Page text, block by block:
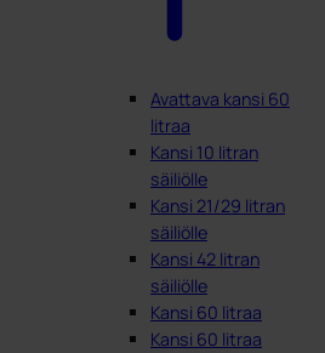
Avattava kansi 60
litraa
Kansi 10 litran
säiliölle
Kansi 21/29 litran
säiliölle
Kansi 42 litran
säiliölle
Kansi 60 litraa
Kansi 60 litraa